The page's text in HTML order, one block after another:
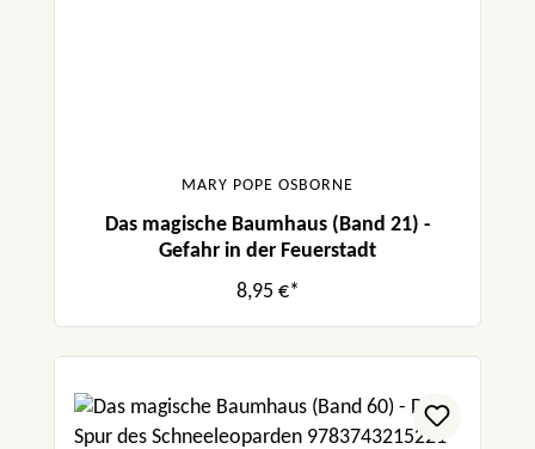
MARY POPE OSBORNE
Das magische Baumhaus (Band 21) -
Gefahr in der Feuerstadt
8,95 €*